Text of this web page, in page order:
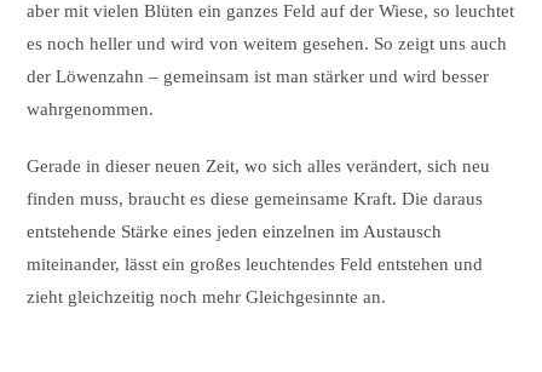
aber mit vielen Blüten ein ganzes Feld auf der Wiese, so leuchtet
es noch heller und wird von weitem gesehen. So zeigt uns auch
der Löwenzahn – gemeinsam ist man stärker und wird besser
wahrgenommen.
Gerade in dieser neuen Zeit, wo sich alles verändert, sich neu
finden muss, braucht es diese gemeinsame Kraft. Die daraus
entstehende Stärke eines jeden einzelnen im Austausch
miteinander, lässt ein großes leuchtendes Feld entstehen und
zieht gleichzeitig noch mehr Gleichgesinnte an.